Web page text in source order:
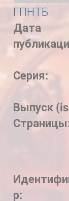
ГПНТБ
Дата
Серия:
Выпуск
р: